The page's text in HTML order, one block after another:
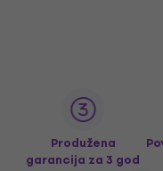
Produžena
garancija za 3 god